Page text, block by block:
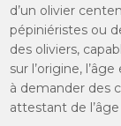
d’un olivier
pépiniéristes ou
des oliviers,
sur l’origine,
à demander des
attestant de l’âge